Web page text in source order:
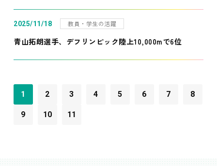
2025/11/18 教員・学生の活躍
青山拓朗選手、デフリンピック陸上10,000mで6位
1 2 3 4 5 6 7 8
9 10 11